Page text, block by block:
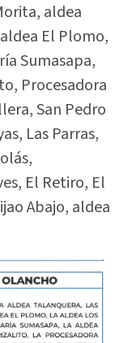
aldea
El Plomo,
Sumasapa,
Procesadora
San Pedro
Las Parras,
El Retiro, El
Abajo, aldea